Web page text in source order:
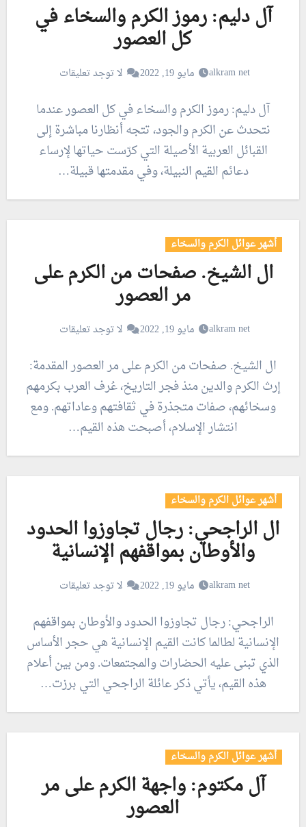
آل دليم: رموز الكرم والسخاء في
كل العصور
alkram net مايو 19, 2022 لا توجد تعليقات
آل دليم: رموز الكرم والسخاء في كل العصور عندما
نتحدث عن الكرم والجود، تتجه أنظارنا مباشرة إلى
القبائل العربية الأصيلة التي كرّست حياتها لإرساء
دعائم القيم النبيلة، وفي مقدمتها قبيلة…
أشهر عوائل الكرم والسخاء
ال الشيخ. صفحات من الكرم على
مر العصور
alkram net مايو 19, 2022 لا توجد تعليقات
ال الشيخ. صفحات من الكرم على مر العصور المقدمة:
إرث الكرم والدين منذ فجر التاريخ، عُرف العرب بكرمهم
وسخائهم، صفات متجذرة في ثقافتهم وعاداتهم. ومع
انتشار الإسلام، أصبحت هذه القيم…
أشهر عوائل الكرم والسخاء
ال الراجحي: رجال تجاوزوا الحدود
والأوطان بمواقفهم الإنسانية
alkram net مايو 19, 2022 لا توجد تعليقات
الراجحي: رجال تجاوزوا الحدود والأوطان بمواقفهم
الإنسانية لطالما كانت القيم الإنسانية هي حجر الأساس
الذي تبنى عليه الحضارات والمجتمعات. ومن بين أعلام
هذه القيم، يأتي ذكر عائلة الراجحي التي برزت…
أشهر عوائل الكرم والسخاء
آل مكتوم: واجهة الكرم على مر
العصور